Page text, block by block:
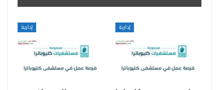
إدارية إدارية